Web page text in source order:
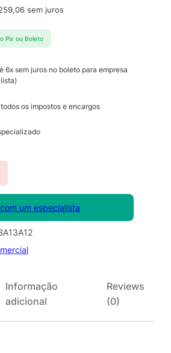
sem juros
Pix ou Boleto
6x sem juros no boleto para empresa
os impostos e encargos
um especialista
Informação
adicional
Reviews
(0)